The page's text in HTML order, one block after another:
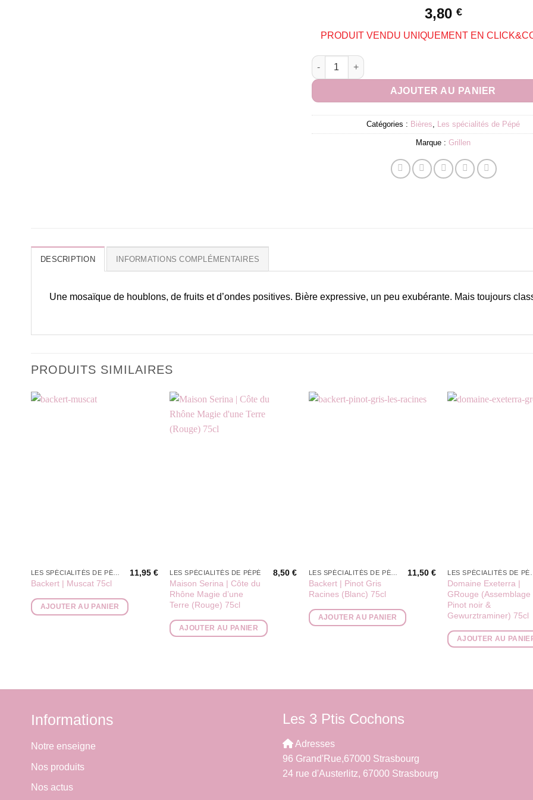
3,80 €
PRODUIT VENDU UNIQUEMENT EN
quantité de Grillen | Mosaïc 33cl
AJOUTER AU PANIER
Catégories : Bières Les spécialités de Pépé
Marque : Grillen
DESCRIPTION INFORMATIONS COMPLÉMENTAIRES
Une mosaïque de houblons, de fruits et d’ondes positives. Bière expressive, un peu exubérante. Mais toujours
PRODUITS SIMILAIRES
Backert | Muscat 75cl
11,95 €
AJOUTER AU PANIER
LES SPÉCIALITÉS DE PÉPÉ
Maison Serina | Côte du
Rhône Magie d’une
Terre (Rouge) 75cl
8,50€
AJOUTER AU PANIER
Backert | Pinot Gris
Racines (Blanc) 75cl
11,50 €
AJOUTER AU PANIER
Domaine Exeterra |
GRouge (Assemblage
Pinot noir &
Gewurztraminer) 75cl
AJOUTER AU
Informations
Notre enseigne
Nos produits
Nos actus
Les 3 Ptis Cochons
Adresses
96 Grand'Rue,67000 Strasbourg
24 rue d'Austerlitz, 67000 Strasbourg